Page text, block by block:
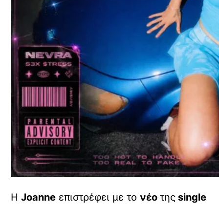
ΗJoanne επιστρέφει με τονέοτης single